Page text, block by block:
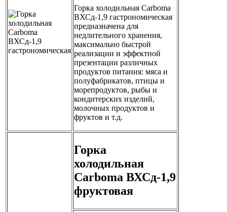
Горка холодильная Carboma
ВХСд-1,9 гастрономическая
предназначена для
недлительного хранения,
максимально быстрой
реализации и эффектной
презентации различных
продуктов питания: мяса и
полуфабрикатов, птицы и
морепродуктов, рыбы и
кондитерских изделий,
молочных продуктов и
фруктов и т.д.
Горка
холодильная
Carboma ВХСд-1,9
фруктовая